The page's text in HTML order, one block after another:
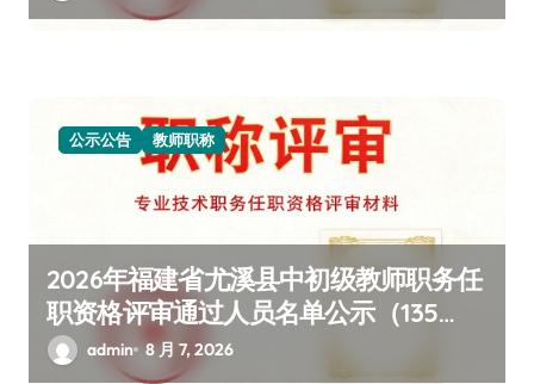
公示公告 教师职称
2026年福建省尤溪县中初级教师职务任
职资格评审通过人员名单公示（135
人，含完整学校姓名详情）
admin 8 月 7, 2026